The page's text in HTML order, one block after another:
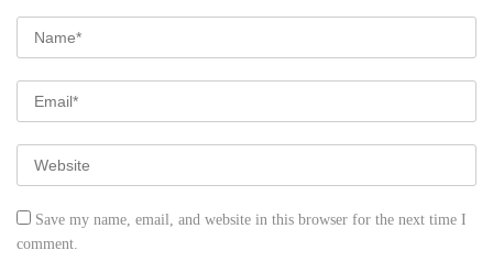
Save my name, email, and website in this browser for the next time I
comment.